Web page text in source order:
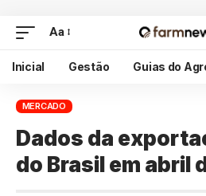
Aa
Inicial Gestão Guias do
MERCADO
Dados da
do Brasil em abril